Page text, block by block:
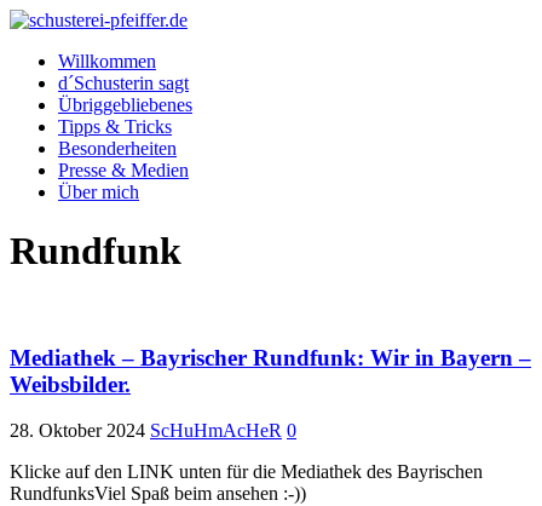
Willkommen
d´Schusterin sagt
Übriggebliebenes
Tipps & Tricks
Besonderheiten
Presse & Medien
Über mich
Rundfunk
Mediathek – Bayrischer Rundfunk: Wir in Bayern –
Weibsbilder.
28. Oktober 2024 ScHuHmAcHeR 0
Klicke auf den LINK unten für die Mediathek des Bayrischen
RundfunksViel Spaß beim ansehen :-))